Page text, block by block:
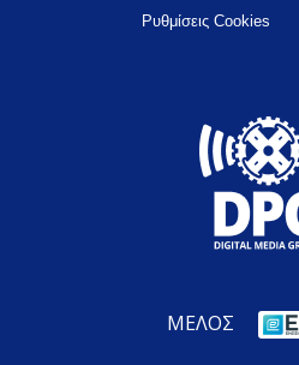
Ρυθμίσεις Cookies
ΜΕΛΟΣ